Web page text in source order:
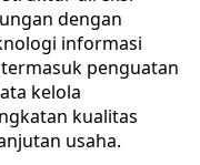
dengan
informasi
penguatan
kelola
kualitas
usaha.